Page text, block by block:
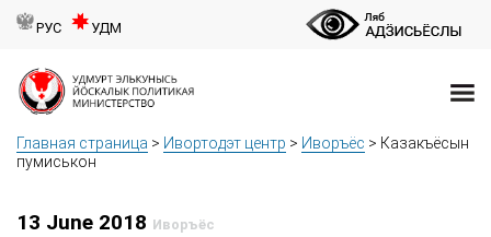
РУС УДМ
Главная страница > Ивортодэт центр > Иворъёс > Казакъёсын
пумиськон
13 June 2018 Иворъёс